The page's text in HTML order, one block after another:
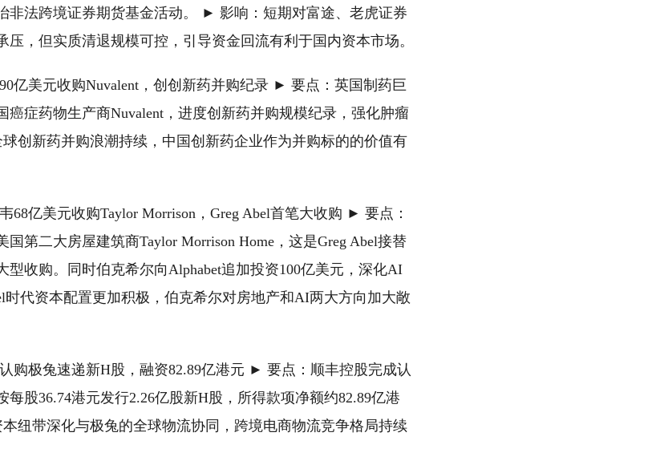
非法跨境证券期货基金活动。 ► 影响：短期对富途、老虎证券
压，但实质清退规模可控，引导资金回流有利于国内资本市场。
亿美元收购Nuvalent，创创新药并购纪录 ► 要点：英国制药巨
癌症药物生产商Nuvalent，进度创新药并购规模纪录，强化肿瘤
创新药并购浪潮持续，中国创新药企业作为并购标的的价值有
亿美元收购Taylor Morrison，Greg Abel首笔大收购 ► 要点：
第二大房屋建筑商Taylor Morrison Home，这是Greg Abel接替
型收购。同时伯克希尔向Alphabet追加投资100亿美元，深化AI
代资本配置更加积极，伯克希尔对房地产和AI两大方向加大敞
购极兔速递新H股，融资82.89亿港元 ► 要点：顺丰控股完成认
每股36.74港元发行2.26亿股新H股，所得款项净额约82.89亿港
纽带深化与极兔的全球物流协同，跨境电商物流竞争格局持续